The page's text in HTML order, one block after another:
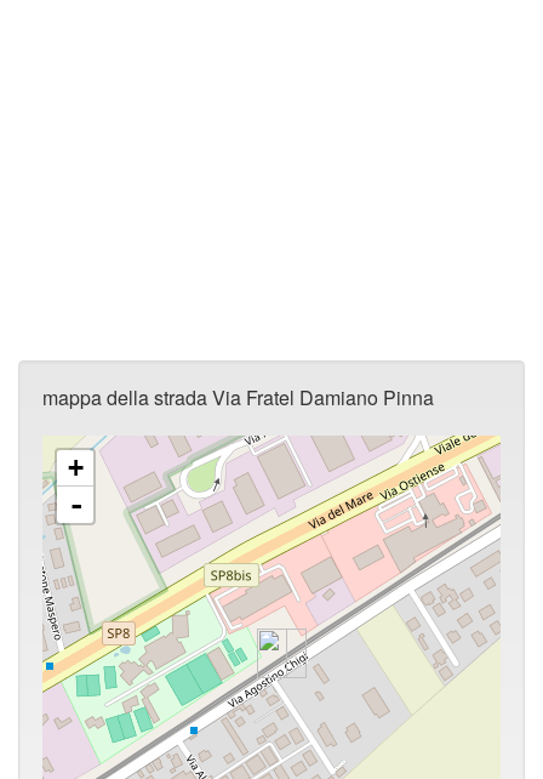
mappa della strada Via Fratel Damiano Pinna
+
-